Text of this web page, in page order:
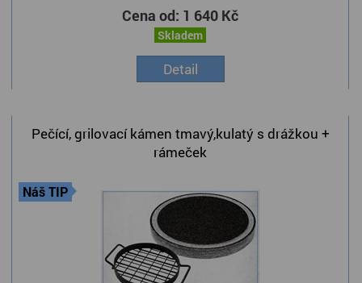
Cena od: 1 640 Kč
Skladem
Detail
Pečící, grilovací kámen tmavý,kulatý s drážkou +
rámeček
Náš TIP